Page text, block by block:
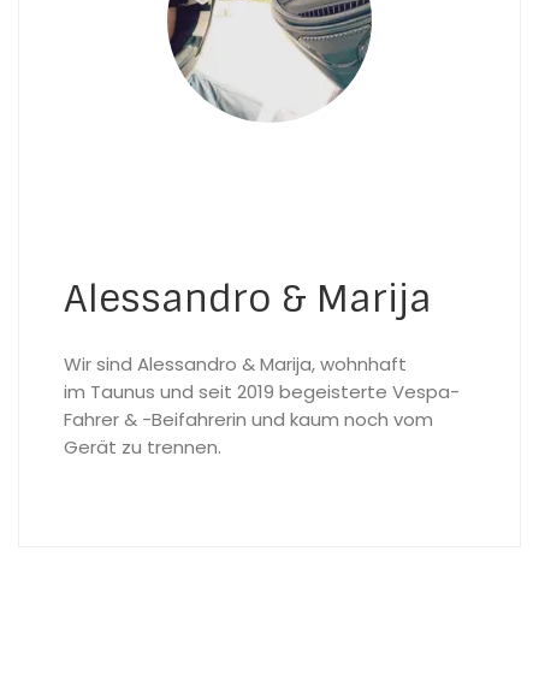
Alessandro & Marija
Wir sind Alessandro & Marija, wohnhaft
im Taunus und seit 2019 begeisterte Vespa-
Fahrer & -Beifahrerin und kaum noch vom
Gerät zu trennen.